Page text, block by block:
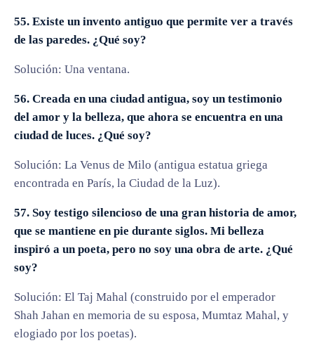
55. Existe un invento antiguo que permite ver a través
de las paredes. ¿Qué soy?
Solución: Una ventana.
56. Creada en una ciudad antigua, soy un testimonio
del amor y la belleza, que ahora se encuentra en una
ciudad de luces. ¿Qué soy?
Solución: La Venus de Milo (antigua estatua griega
encontrada en París, la Ciudad de la Luz).
57. Soy testigo silencioso de una gran historia de amor,
que se mantiene en pie durante siglos. Mi belleza
inspiró a un poeta, pero no soy una obra de arte. ¿Qué
soy?
Solución: El Taj Mahal (construido por el emperador
Shah Jahan en memoria de su esposa, Mumtaz Mahal, y
elogiado por los poetas).